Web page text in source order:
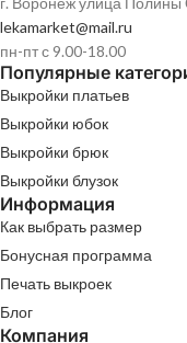
lekamarket@mail.ru
пн-пт с 9.00-18.00
Популярные
Выкройки платьев
Выкройки юбок
Выкройки брюк
Выкройки блузок
Информация
Как выбрать размер
Бонусная программа
Печать выкроек
Блог
Компания